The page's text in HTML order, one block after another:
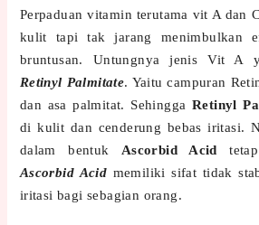
Perpaduan vitamin terutama vit A dan
kulit tapi tak jarang menimbulkan
bruntusan. Untungnya jenis Vit A
Retinyl Palmitate. Yaitu campuran
dan asa palmitat. Sehingga Retinyl
di kulit dan cenderung bebas iritasi.
dalam bentuk Ascorbid Acid
Ascorbid Acid memiliki sifat tidak
iritasi bagi sebagian orang.